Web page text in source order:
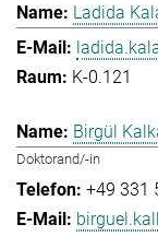
Ladida
K-0.121
Birgül
Doktorand/-in
+49 331